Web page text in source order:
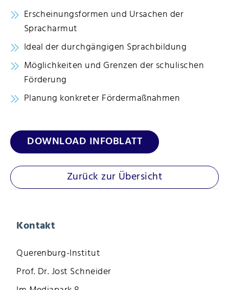
Erscheinungsformen und Ursachen der
Spracharmut
Ideal der durchgängigen Sprachbildung
Möglichkeiten und Grenzen der schulischen
Förderung
Planung konkreter Fördermaßnahmen
DOWNLOAD INFOBLATT
Zurück zur Übersicht
Kontakt
Querenburg-Institut
Prof. Dr. Jost Schneider